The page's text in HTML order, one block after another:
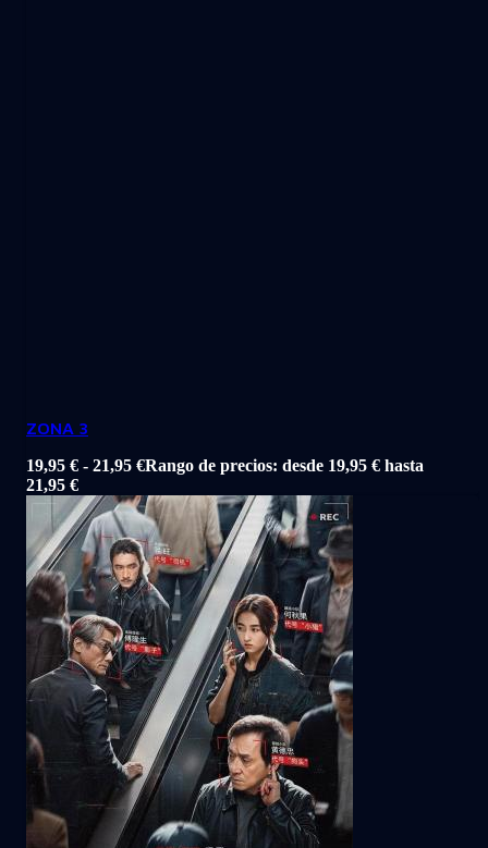
ZONA 3
19,95 € - 21,95 €Rango de precios: desde 19,95 € hasta
21,95 €